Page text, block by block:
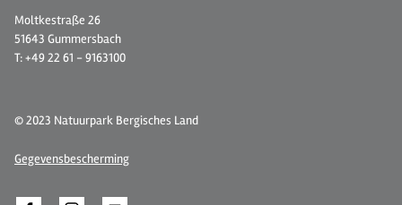
Moltkestraße 26
51643 Gummersbach
T: +49 22 61 - 9163100
© 2023 Natuurpark Bergisches Land
Gegevensbescherming